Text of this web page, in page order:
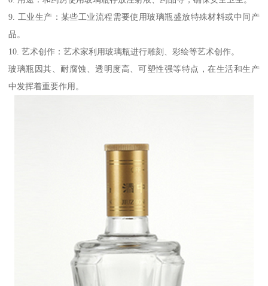
9. 工业生产：某些工业流程需要使用玻璃瓶盛放特殊材料或中间产
品。
10. 艺术创作：艺术家利用玻璃瓶进行雕刻、彩绘等艺术创作。
玻璃瓶因其、耐腐蚀、透明度高、可塑性强等特点，在生活和生产
中发挥着重要作用。